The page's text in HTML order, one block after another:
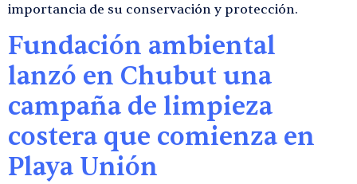
importancia de su conservación y protección.
Fundación ambiental
lanzó en Chubut una
campaña de limpieza
costera que comienza en
Playa Unión